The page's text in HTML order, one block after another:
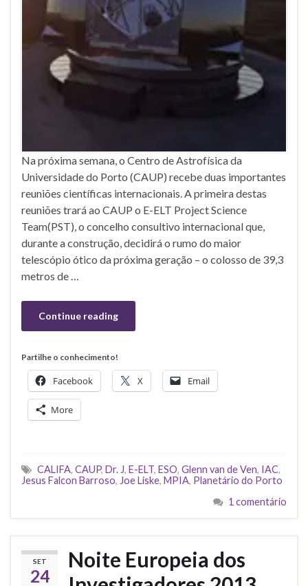
Na próxima semana, o Centro de Astrofísica da
Universidade do Porto (CAUP) recebe duas importantes
reuniões científicas internacionais. A primeira destas
reuniões trará ao CAUP o E-ELT Project Science
Team(PST), o concelho consultivo internacional que,
durante a construção, decidirá o rumo do maior
telescópio ótico da próxima geração – o colosso de 39,3
metros de …
Continue reading
Partilhe o conhecimento!
Facebook X Email
More
CALIFA, CAUP, Dr. J, E-ELT, ESO, Glenn van de Ven, IAC,
Jesus Falcon Barroso, Joe Liske, MPIA, Planetário do Porto
1 comentário
SET
24
Noite Europeia dos